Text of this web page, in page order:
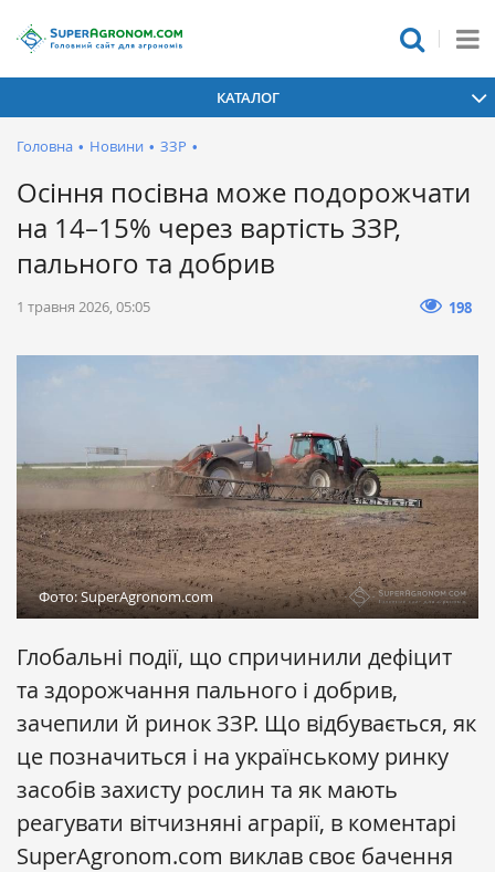
КАТАЛОГ
Головна • Новини • ЗЗР •
Осіння посівна може подорожчати
на 14–15% через вартість ЗЗР,
пального та добрив
1 травня 2026, 05:05 198
Фото: SuperAgronom.com
Глобальні події, що спричинили дефіцит
та здорожчання пального і добрив,
зачепили й ринок ЗЗР. Що відбувається, як
це позначиться і на українському ринку
засобів захисту рослин та як мають
реагувати вітчизняні аграрії, в коментарі
SuperAgronom.com виклав своє бачення